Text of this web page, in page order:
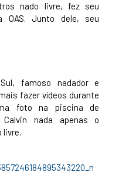
nado livre, fez seu
OAS. Junto dele, seu
famoso nadador e
fazer vídeos durante
foto na piscina de
Calvin nada apenas o
livre.